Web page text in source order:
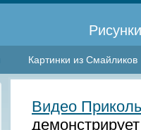
Картинки из Смайликов
Видео